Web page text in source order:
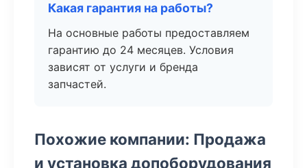
Какая гарантия на работы?
На основные работы предоставляем
гарантию до 24 месяцев. Условия
зависят от услуги и бренда
запчастей.
Похожие компании: Продажа
и установка допоборудования